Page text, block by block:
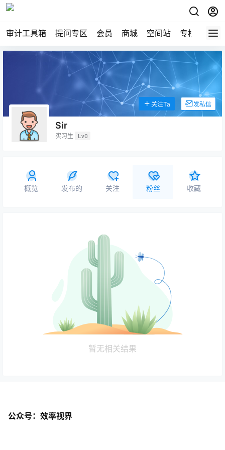
审计工具箱 提问专区 会员 商城 空间站 专栏
Sir
实习生 Lv0
关注Ta 发私信
概览 发布的 关注 粉丝 收藏
暂无相关结果
公众号：效率视界